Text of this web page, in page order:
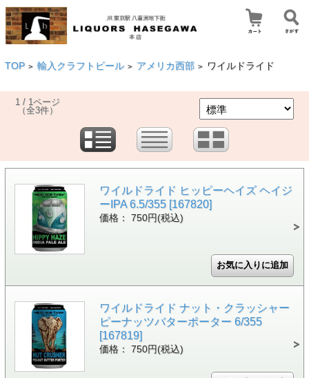
TOP > 輸入クラフトビール > アメリカ西部 > ワイルドライド
1 / 1ページ
（全3件）
ワイルドライド ヒッピーヘイズ ヘイジ
ーIPA 6.5/355 [167820]
価格： 750円(税込)
ワイルドライド ナット・クラッシャー
ピーナッツバターポーター 6/355
[167819]
価格： 750円(税込)